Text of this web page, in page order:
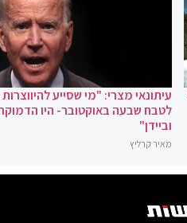
עיתונאי מצרי: "מי שסייע
לטבח שבעה באוקטובר- היו
וביידן"
מאיר קרליץ